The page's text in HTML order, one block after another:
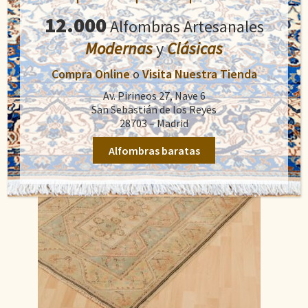
precio
original
era:
900,00€.
precio
actual
es:
550,00€.
Añadir al carrito
12.000Alfombras Artesanales
ModernasyClásicas
Compra OnlineoVisita Nuestra Tienda
Av. Pirineos 27, Nave 6
San Sebastián de los Reyes
28703 – Madrid
Alfombras baratas